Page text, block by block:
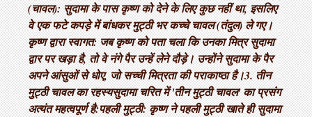
(चावल): सुदामा के पास कृष्ण को देने के लिए कुछ नहीं था, इसलिए
वे एक फटे कपड़े में बांधकर मुट्ठी भर कच्चे चावल (तंदुल) ले गए। ​
कृष्ण द्वारा स्वागत: जब कृष्ण को पता चला कि उनका मित्र सुदामा
द्वार पर खड़ा है, तो वे नंगे पैर उन्हें लेने दौड़े। उन्होंने सुदामा के पैर
अपने आंसुओं से धोए, जो सच्ची मित्रता की पराकाष्ठा है। ​3. तीन
मुट्ठी चावल का रहस्य ​सुदामा चरित में 'तीन मुट्ठी चावल' का प्रसंग
अत्यंत महत्वपूर्ण है: ​पहली मुट्ठी: कृष्ण ने पहली मुट्ठी खाते ही सुदामा